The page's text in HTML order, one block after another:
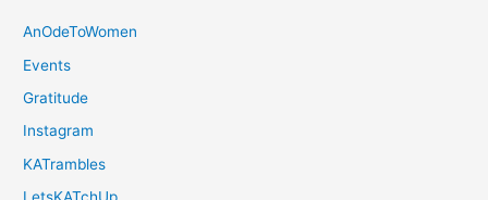
AnOdeToWomen
Events
Gratitude
Instagram
KATrambles